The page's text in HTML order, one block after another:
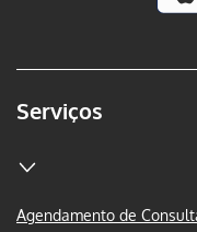
Serviços
Agendamento de